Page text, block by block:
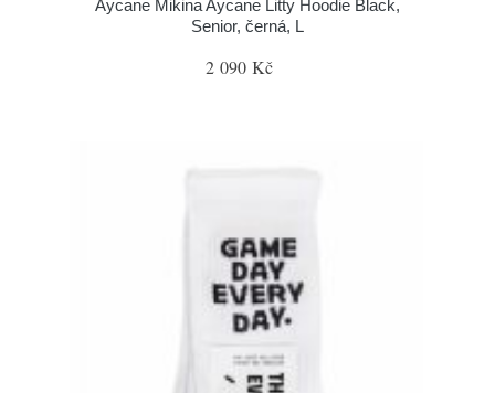
Aycane Mikina Aycane Litty Hoodie Black,
Senior, černá, L
2 090 Kč